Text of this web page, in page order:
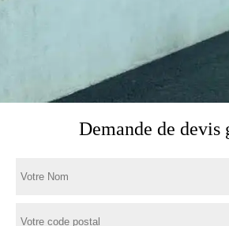
Demande de devis